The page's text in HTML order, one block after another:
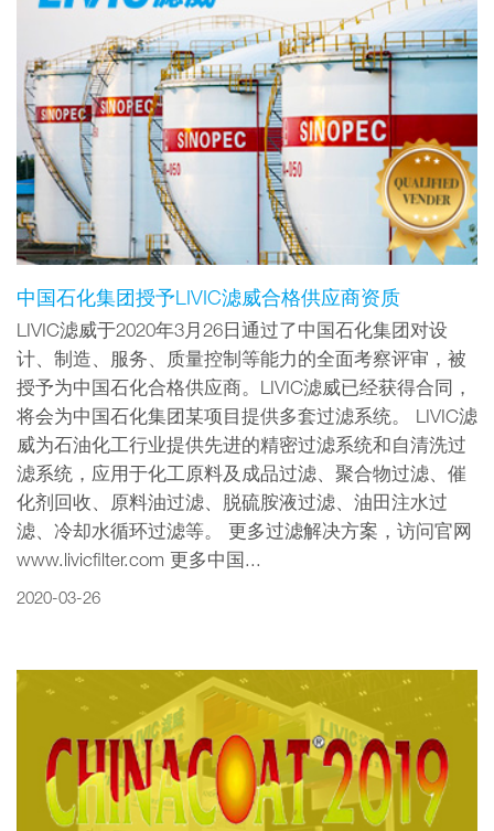
中国石化集团授予LIVIC滤威合格供应商资质
LIVIC滤威于2020年3月26日通过了中国石化集团对设
计、制造、服务、质量控制等能力的全面考察评审，被
授予为中国石化合格供应商。LIVIC滤威已经获得合同，
将会为中国石化集团某项目提供多套过滤系统。 LIVIC滤
威为石油化工行业提供先进的精密过滤系统和自清洗过
滤系统，应用于化工原料及成品过滤、聚合物过滤、催
化剂回收、原料油过滤、脱硫胺液过滤、油田注水过
滤、冷却水循环过滤等。 更多过滤解决方案，访问官网
www.livicfilter.com 更多中国...
2020-03-26